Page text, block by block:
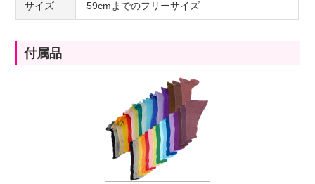
サイズ 59cmまでのフリーサイズ
付属品